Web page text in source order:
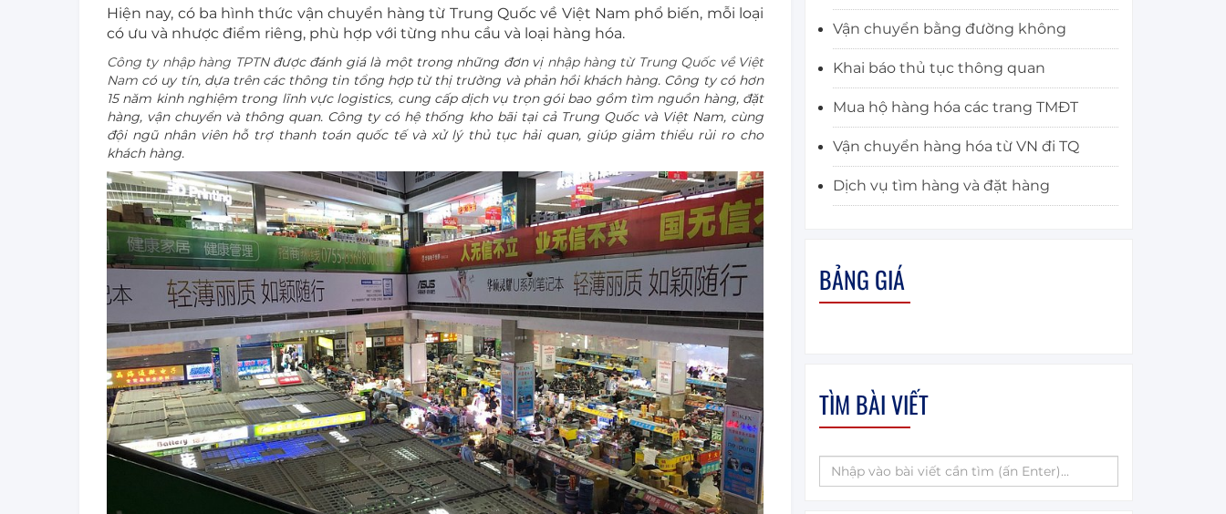
Hiện nay, có ba hình thức vận chuyển hàng từ Trung Quốc về Việt Nam phổ biến, mỗi loại
có ưu và nhược điểm riêng, phù hợp với từng nhu cầu và loại hàng hóa.
Công ty nhập hàng TPTNđược đánh giá là một trong những đơn vị nhập hàng từ Trung Quốc về Việt
Nam có uy tín, dựa trên các thông tin tổng hợp từ thị trường và phản hồi khách hàng. Công ty có hơn
15 năm kinh nghiệm trong lĩnh vực logistics, cung cấp dịch vụ trọn gói bao gồm tìm nguồn hàng, đặt
hàng, vận chuyển và thông quan. Công ty có hệ thống kho bãi tại cả Trung Quốc và Việt Nam, cùng
đội ngũ nhân viên hỗ trợ thanh toán quốc tế và xử lý thủ tục hải quan, giúp giảm thiểu rủi ro cho
khách hàng.
Vận chuyển bằng đường không
Khai báo thủ tục thông quan
Mua hộ hàng hóa các trang TMĐT
Vận chuyển hàng hóa từ VN đi TQ
Dịch vụ tìm hàng và đặt hàng
BẢNG GIÁ
TÌM BÀI VIẾT